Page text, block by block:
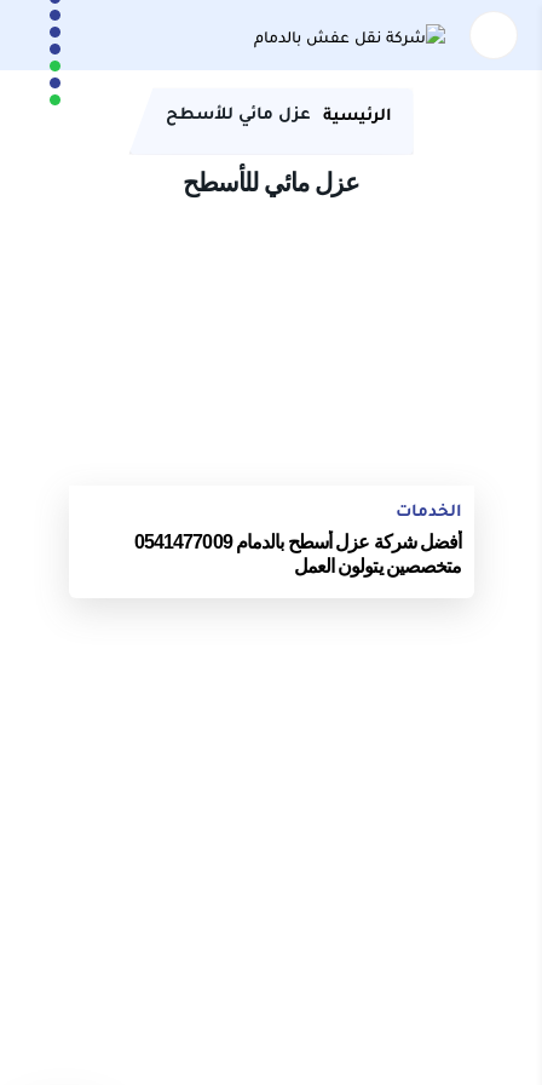
الرئيسية عزل مائي للأسطح
عزل مائي للأسطح
الخدمات
أفضل شركة عزل أسطح بالدمام 0541477009
متخصصين يتولون العمل